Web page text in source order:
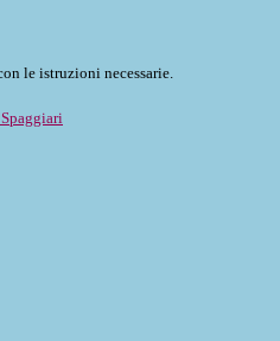
le istruzioni necessarie.